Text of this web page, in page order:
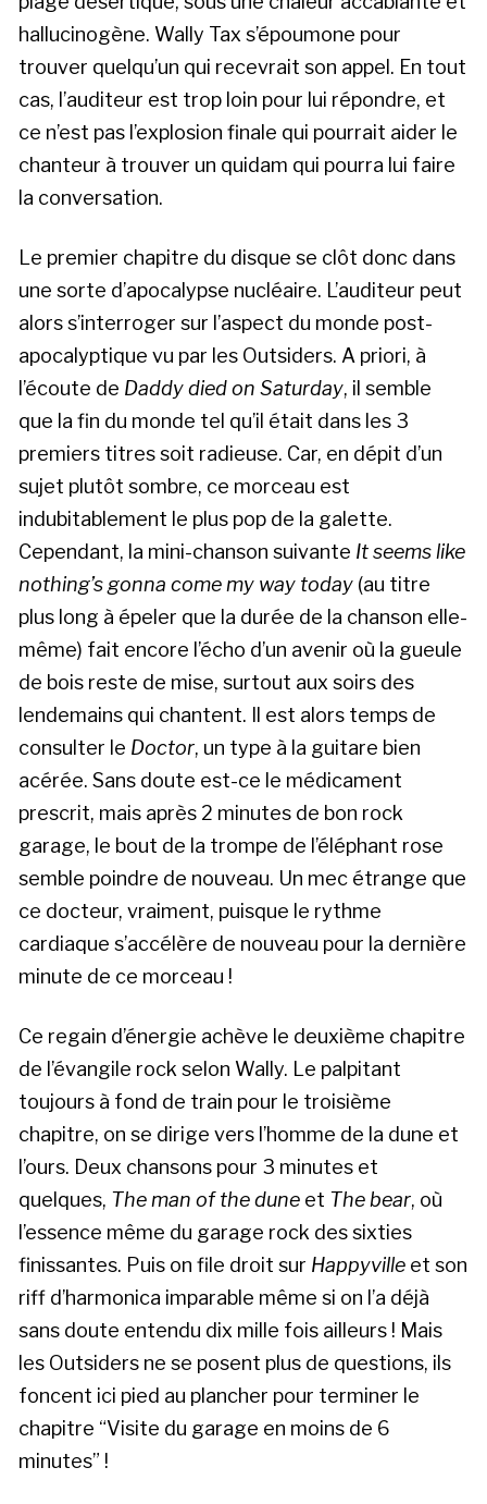
hallucinogène. Wally Tax s’époumone pour
trouver quelqu’un qui recevrait son appel. En tout
cas, l’auditeur est trop loin pour lui répondre, et
ce n’est pas l’explosion finale qui pourrait aider le
chanteur à trouver un quidam qui pourra lui faire
la conversation.
Le premier chapitre du disque se clôt donc dans
une sorte d’apocalypse nucléaire. L’auditeur peut
alors s’interroger sur l’aspect du monde post-
apocalyptique vu par les Outsiders. A priori, à
l’écoute de Daddy died on Saturday, il semble
que la fin du monde tel qu’il était dans les 3
premiers titres soit radieuse. Car, en dépit d’un
sujet plutôt sombre, ce morceau est
indubitablement le plus pop de la galette.
Cependant, la mini-chanson suivante It seems like
nothing’s gonna come my way today (au titre
plus long à épeler que la durée de la chanson elle-
même) fait encore l’écho d’un avenir où la gueule
de bois reste de mise, surtout aux soirs des
lendemains qui chantent. Il est alors temps de
consulter le Doctor, un type à la guitare bien
acérée. Sans doute est-ce le médicament
prescrit, mais après 2 minutes de bon rock
garage, le bout de la trompe de l’éléphant rose
semble poindre de nouveau. Un mec étrange que
ce docteur, vraiment, puisque le rythme
cardiaque s’accélère de nouveau pour la dernière
minute de ce morceau !
Ce regain d’énergie achève le deuxième chapitre
de l’évangile rock selon Wally. Le palpitant
toujours à fond de train pour le troisième
chapitre, on se dirige vers l’homme de la dune et
l’ours. Deux chansons pour 3 minutes et
quelques, The man of the dune et The bear, où
l’essence même du garage rock des sixties
finissantes. Puis on file droit sur Happyville et son
riff d’harmonica imparable même si on l’a déjà
sans doute entendu dix mille fois ailleurs ! Mais
les Outsiders ne se posent plus de questions, ils
foncent ici pied au plancher pour terminer le
chapitre “Visite du garage en moins de 6
minutes” !